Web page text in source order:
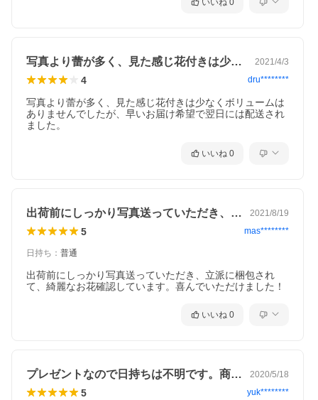
いいね 0
写真より蕾が多く、見た感じ花付きは少な… 2021/4/3
4 dru********
写真より蕾が多く、見た感じ花付きは少なくボリュームは
ありませんでしたが、早いお届け希望で翌日には配送され
ました。
いいね 0
出荷前にしっかり写真送っていただき、立… 2021/8/19
5 mas********
日持ち ： 普通
出荷前にしっかり写真送っていただき、立派に梱包され
て、綺麗なお花確認しています。喜んでいただけました！
いいね 0
プレゼントなので日持ちは不明です。商品… 2020/5/18
5 yuk********